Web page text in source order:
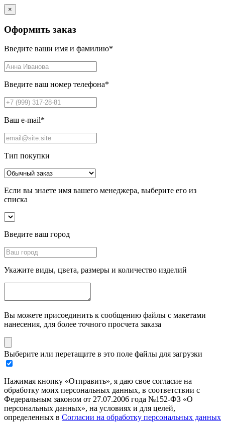
×
Оформить заказ
Введите ваши имя и фамилию*
Введите ваш номер телефона*
Ваш e-mail*
Тип покупки
Если вы знаете имя вашего менеджера, выберите его из
списка
Введите ваш город
Укажите виды, цвета, размеры и количество изделий
Вы можете присоединить к сообщению файлы с макетами
нанесения, для более точного просчета заказа
Выберите или перетащите в это поле файлы для загрузки
Нажимая кнопку «Отправить», я даю свое согласие на
обработку моих персональных данных, в соответствии с
Федеральным законом от 27.07.2006 года №152-ФЗ «О
персональных данных», на условиях и для целей,
определенных в Согласии на обработку персональных данных